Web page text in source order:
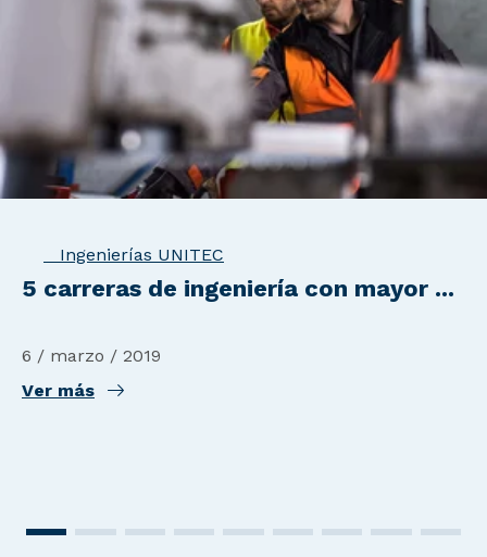
Ingenierías UNITEC
5 carreras de ingeniería con mayor ...
6 / marzo / 2019
Ver más